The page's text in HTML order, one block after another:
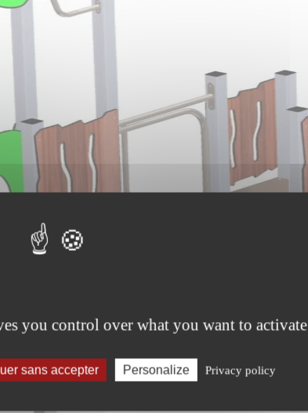
you control over what you want to activate
sans accepter Personalize Privacy policy